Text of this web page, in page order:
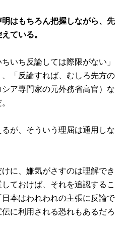
はもちろん把握しながら、先
ている。
いち反論しては際限がない」
、「反論すれば、むしろ先方の
ア専門家の元外務省高官）な
が、そういう理屈は通用しな
に、嫌気がさすのは理解でき
ておけば、それを追認するこ
本はわれわれの主張に反論で
に利用される恐れもあるだろ